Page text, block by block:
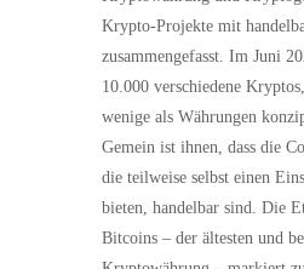
Krypto-Projekte mit
zusammengefasst. Im Juni
10.000 verschiedene
wenige als Währungen
Gemein ist ihnen, dass die
die teilweise selbst einen
bieten, handelbar sind. Die
Bitcoins – der ältesten und